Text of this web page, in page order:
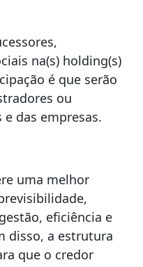
na(s) holding(s)
é que serão
ou
das empresas.
uma melhor
eficiência e
disso, a estrutura
que o credor